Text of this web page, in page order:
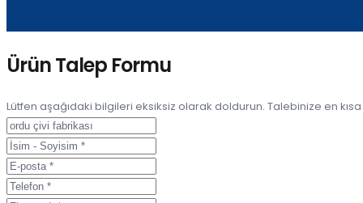
Ürün Talep Formu
Lütfen aşağıdaki bilgileri eksiksiz olarak doldurun. Talebinize en